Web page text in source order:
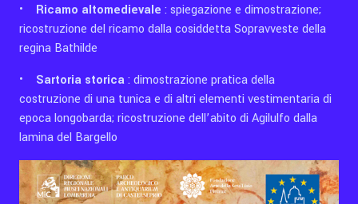
• Ricamo altomedievale : spiegazione e dimostrazione;
ricostruzione del ricamo dalla cosiddetta Sopravveste della
regina Bathilde
• Sartoria storica: dimostrazione pratica della
costruzione di una tunica e di altri elementi vestimentaria di
epoca longobarda; ricostruzione dell’abito di Agilulfo dalla
lamina del Bargello